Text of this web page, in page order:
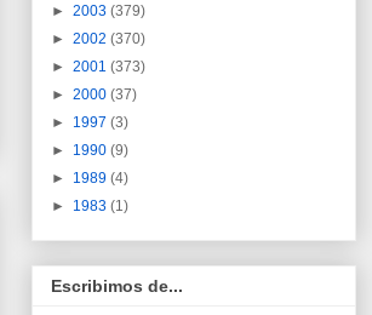
► 2003 (379)
► 2002 (370)
► 2001 (373)
► 2000 (37)
► 1997 (3)
► 1990 (9)
► 1989 (4)
► 1983 (1)
Escribimos de...